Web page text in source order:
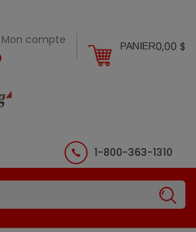
PANIER0,00 $
Mon compte
1-800-363-1310